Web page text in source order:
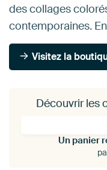
des collages
contemporaines.
Visitez la
Découvrir les
Un panier